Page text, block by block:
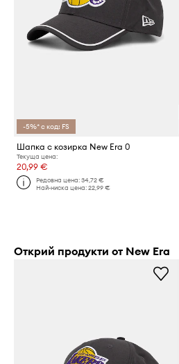
-5%* с код: FS
Шапка с козирка New Era 0
Текуща цена:
20,99 €
Редовна цена:34,72 €
Най-ниска цена:22,99 €
Открий продукти от New Era